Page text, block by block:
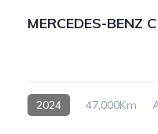
MERCEDES-BENZ
2024 47,000Km